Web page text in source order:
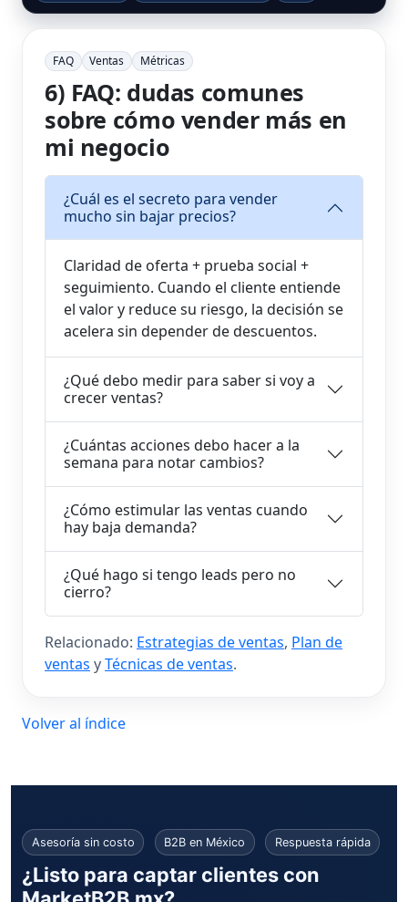
FAQ Ventas Métricas
6) FAQ: dudas comunes
sobre cómo vender más en
mi negocio
¿Cuál es el secreto para vender
mucho sin bajar precios?
Claridad de oferta + prueba social +
seguimiento. Cuando el cliente entiende
el valor y reduce su riesgo, la decisión se
acelera sin depender de descuentos.
¿Qué debo medir para saber si voy a
crecer ventas?
¿Cuántas acciones debo hacer a la
semana para notar cambios?
¿Cómo estimular las ventas cuando
hay baja demanda?
¿Qué hago si tengo leads pero no
cierro?
Relacionado: Estrategias de ventas, Plan de
ventas yTécnicas de ventas.
Volver al índice
Asesoría sin costo B2B en México Respuesta rápida
¿Listo para captar clientes con